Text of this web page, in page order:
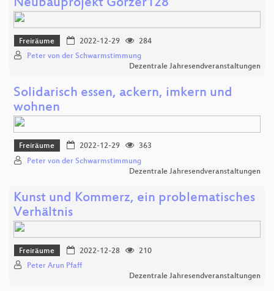
Neubauprojekt Görzer128
Freiräume 2022-12-29
284
Peter von der Schwarmstimmung
Dezentrale Jahresendveranstaltungen
Solidarisch essen, ackern, imkern und
wohnen
Freiräume 2022-12-29
363
Peter von der Schwarmstimmung
Dezentrale Jahresendveranstaltungen
Kunst und Kommerz, ein problematisches
Verhältnis
Freiräume 2022-12-28
210
Peter Arun Pfaff
Dezentrale Jahresendveranstaltungen